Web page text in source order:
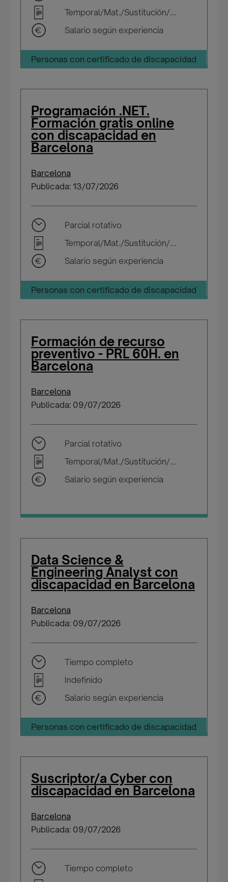
Temporal/Mat./Sustitución/...
Salario según experiencia
Personas con certificado de discapacidad
Programación .NET.
Formación gratis online
con discapacidad en
Barcelona
Barcelona
Publicada: 13/07/2026
Parcial rotativo
Temporal/Mat./Sustitución/...
Salario según experiencia
Personas con certificado de discapacidad
Formación de recurso
preventivo - PRL 60H. en
Barcelona
Barcelona
Publicada: 09/07/2026
Parcial rotativo
Temporal/Mat./Sustitución/...
Salario según experiencia
Data Science &
Engineering Analyst con
discapacidad en Barcelona
Barcelona
Publicada: 09/07/2026
Tiempo completo
Indefinido
Salario según experiencia
Personas con certificado de discapacidad
Suscriptor/a Cyber con
discapacidad en Barcelona
Barcelona
Publicada: 09/07/2026
Tiempo completo